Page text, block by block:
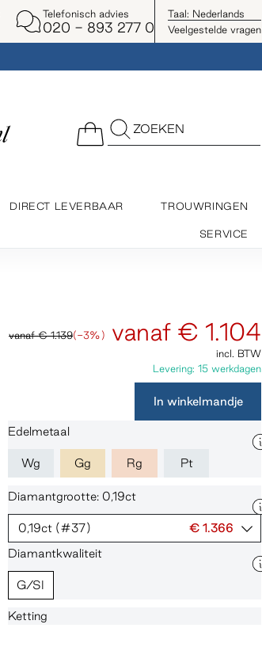
Telefonisch advies
020 - 893 277 0
Taal: Nederlands
Veelgestelde vragen
ZOEKEN
DIRECT LEVERBAAR TROUWRINGEN
SERVICE
vanaf€ 1.139(-3%) vanaf € 1.104
incl. BTW
Levering: 15 werkdagen
In winkelmandje
Edelmetaal
Wg Gg Rg Pt
Diamantgrootte: 0,19ct
0,19ct (#37)
€ 1.366
Diamantkwaliteit
G/SI
Ketting